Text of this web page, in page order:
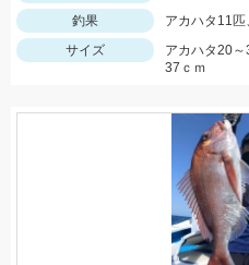
釣果
アカハタ11
サイズ
アカハタ20
37ｃｍ